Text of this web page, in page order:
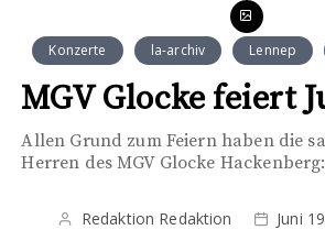
Konzerte la-archiv Lennep
MGV Glocke feiert
Allen Grund zum Feiern haben die
Herren des MGV Glocke
Redaktion Redaktion Juni